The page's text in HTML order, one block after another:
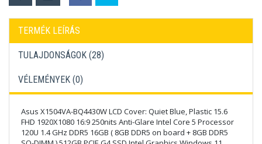
TERMÉK LEÍRÁS
TULAJDONSÁGOK (28)
VÉLEMÉNYEK (0)
Asus X1504VA-BQ4430W LCD Cover: Quiet Blue, Plastic 15.6
FHD 1920X1080 16:9 250nits Anti-Glare Intel Core 5 Processor
120U 1.4 GHz DDR5 16GB ( 8GB DDR5 on board + 8GB DDR5